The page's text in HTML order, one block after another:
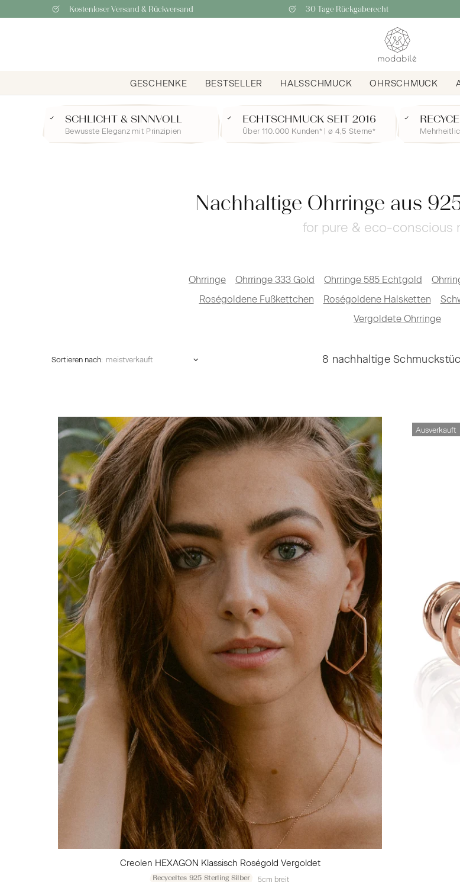
Kostenloser Versand & Rückversand 30 Tage Rückgaberecht
GESCHENKE BESTSELLER HALSSCHMUCK OHRSCHMUCK
SCHLICHT & SINNVOLL
Bewusste Eleganz mit Prinzipien
ECHTSCHMUCK SEIT 2016
Über 110.000 Kunden* | ø 4,5 Sterne*
Nachhaltige Ohrringe aus
for pure & eco-conscious
Ohrringe Ohrringe 333 Gold Ohrringe 585 Echtgold
Roségoldene Fußkettchen
Roségoldene Halsketten
Vergoldete Ohrringe
Sortieren nach: 8 nachhaltige
Creolen HEXAGON Klassisch Roségold Vergoldet
Recyceltes 925 Sterling Silber 5cm breit
Ausverkauft